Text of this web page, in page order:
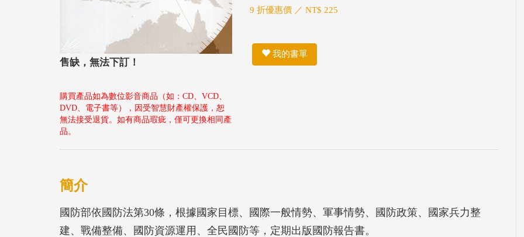
售缺，無法下訂！
購買產品如為數位影音商品（如：CD、VCD、
DVD、電子書等），因受智慧財產權保護，恕
無法接受退貨。如有商品瑕疵，僅可更換相同產
品。
9 折優惠價 ／ NT$ 225
我的書單
簡介
國防部依國防法第30條，根據國家目標、國際一般情勢、軍事情勢、國防政策、國家兵力整
建、戰備整備、國防資源運用、全民國防等，定期出版國防報告書。